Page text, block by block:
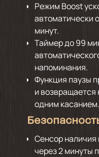
Режим Boost
автоматически
минут.
Таймер до 99
напоминания.
Функция паузы
и
одним касанием.
Сенсор
через 2 минуты